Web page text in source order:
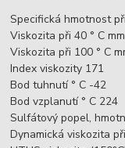
Specifická hmotnost
Viskozita při 40 ° C
Viskozita při 100 ° C
Index viskozity 171
Bod tuhnutí ° C -42
Bod vzplanutí ° C 224
Sulfátový popel,
Dynamická viskozita